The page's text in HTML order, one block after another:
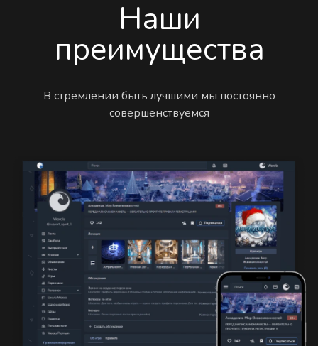
Наши
преимущества
В стремлении быть лучшими мы постоянно
совершенствуемся